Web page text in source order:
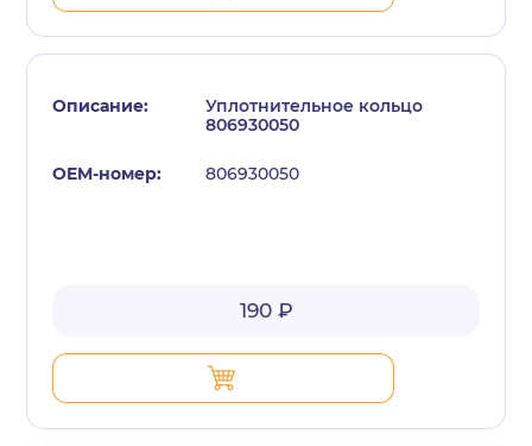
Уплотнительное кольцо
806930050
806930050
190 ₽